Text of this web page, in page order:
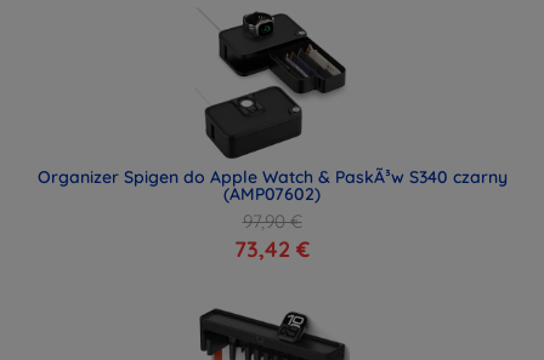
Organizer Spigen do Apple Watch & PaskÃ³w S340 czarny
(AMP07602)
97,90 €
73,42 €